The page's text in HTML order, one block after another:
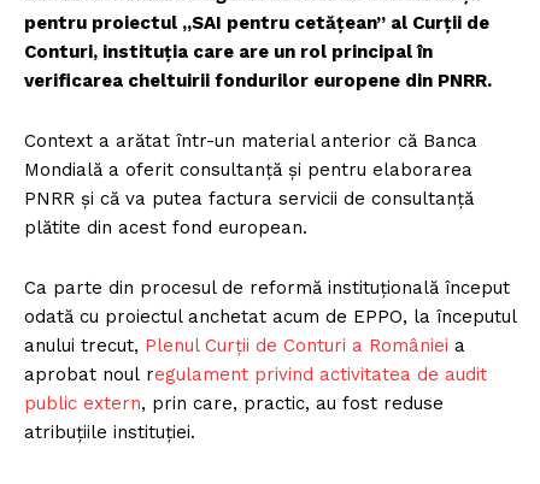
pentru proiectul „SAI pentru cetățean” al Curții de
Conturi, instituția care are un rol principal în
verificarea cheltuirii fondurilor europene din PNRR.
Context a arătat într-un material anterior că Banca
Mondială a oferit consultanță și pentru elaborarea
PNRR și că va putea factura servicii de consultanță
plătite din acest fond european.
Ca parte din procesul de reformă instituţională început
odată cu proiectul anchetat acum de EPPO, la începutul
anului trecut, Plenul Curții de Conturi a României a
aprobat noul regulament privind activitatea de audit
public extern, prin care, practic, au fost reduse
atribuțiile instituției.